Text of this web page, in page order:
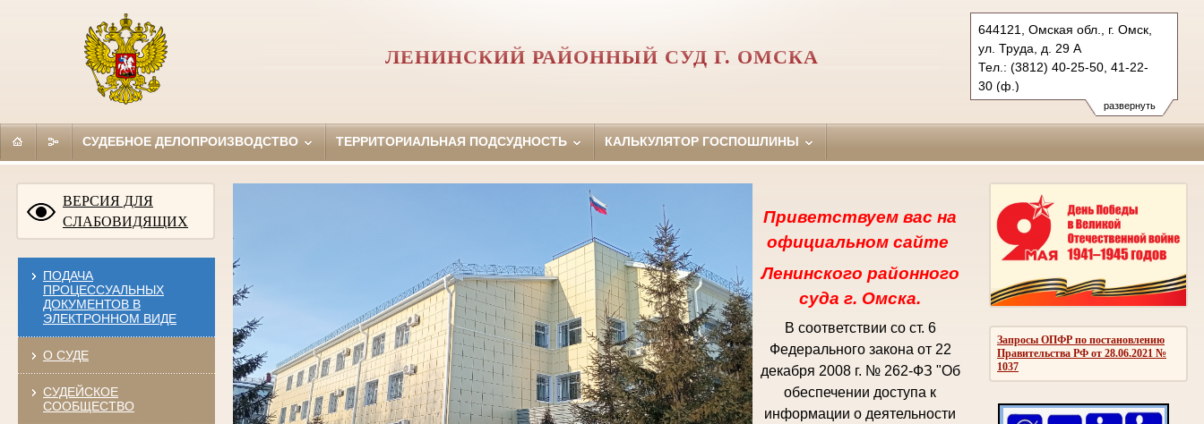
развернуть
644121, Омская обл., г. Омск,
ул. Труда, д. 29 А
Тел.: (3812) 40-25-50, 41-22-
30 (ф.)
lenincourt.oms@sudrf.ru
схема проезда
ЛЕНИНСКИЙ РАЙОННЫЙ СУД Г. ОМСКА
СУДЕБНОЕ ДЕЛОПРОИЗВОДСТВО ТЕРРИТОРИАЛЬНАЯ ПОДСУДНОСТЬ КАЛЬКУЛЯТОР ГОСПОШЛИНЫ
ВЕРСИЯ ДЛЯ
СЛАБОВИДЯЩИХ
ПОДАЧА
ПРОЦЕССУАЛЬНЫХ
ДОКУМЕНТОВ В
ЭЛЕКТРОННОМ ВИДЕ
О СУДЕ
СУДЕЙСКОЕ
СООБЩЕСТВО
Запросы ОПФР по постановлению
Правительства РФ от 28.06.2021 №
1037
Приветствуем вас на
официальном сайте
Ленинского районного
суда г. Омска.
В соответствии со ст. 6
Федерального закона от 22
декабря 2008 г. № 262-ФЗ "Об
обеспечении доступа к
информации о деятельности